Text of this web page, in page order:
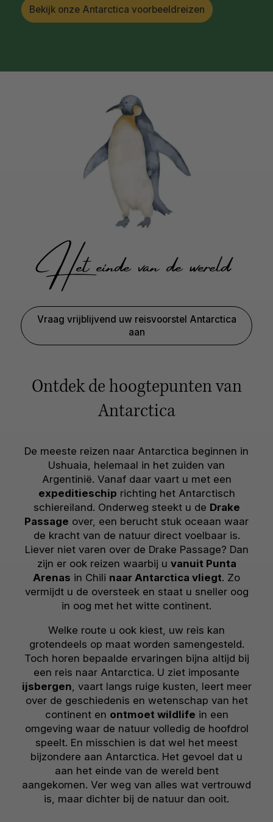
Bekijk onze Antarctica voorbeeldreizen
Het einde van de wereld
Vraag vrijblijvend uw reisvoorstel Antarctica
aan
Ontdek de hoogtepunten van
Antarctica
De meeste reizen naar Antarctica beginnen in
Ushuaia, helemaal in het zuiden van
Argentinië. Vanaf daar vaart u met een
expeditieschip richting het Antarctisch
schiereiland. Onderweg steekt u de Drake
Passage over, een berucht stuk oceaan waar
de kracht van de natuur direct voelbaar is.
Liever niet varen over de Drake Passage? Dan
zijn er ook reizen waarbij u vanuit Punta
Arenas in Chili naar Antarctica vliegt. Zo
vermijdt u de oversteek en staat u sneller oog
in oog met het witte continent.
Welke route u ook kiest, uw reis kan
grotendeels op maat worden samengesteld.
Toch horen bepaalde ervaringen bijna altijd bij
een reis naar Antarctica. U ziet imposante
ijsbergen, vaart langs ruige kusten, leert meer
over de geschiedenis en wetenschap van het
continent en ontmoet wildlife in een
omgeving waar de natuur volledig de hoofdrol
speelt. En misschien is dat wel het meest
bijzondere aan Antarctica. Het gevoel dat u
aan het einde van de wereld bent
aangekomen. Ver weg van alles wat vertrouwd
is, maar dichter bij de natuur dan ooit.